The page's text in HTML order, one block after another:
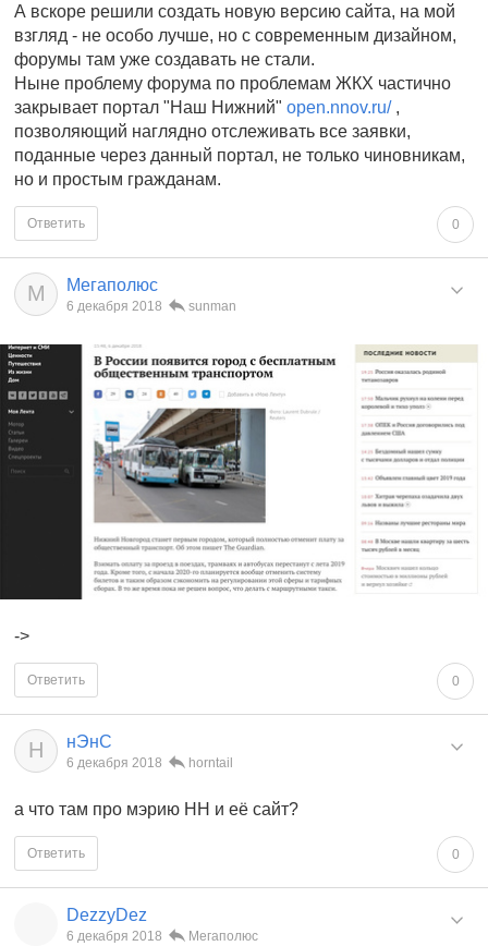
А вскоре решили создать новую версию сайта, на мой
взгляд - не особо лучше, но с современным дизайном,
форумы там уже создавать не стали.
Ныне проблему форума по проблемам ЖКХ частично
закрывает портал "Наш Нижний" open.nnov.ru/,
позволяющий наглядно отслеживать все заявки,
поданные через данный портал, не только чиновникам,
но и простым гражданам.
0
Ответить
М Мегаполюс
6 декабря 2018 sunman
->
0
Ответить
Н нЭнС
6 декабря 2018 horntail
а что там про мэрию НН и её сайт?
0
Ответить
DezzyDez
6 декабря 2018 Мегаполюс